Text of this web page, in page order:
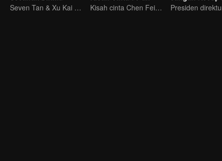
Seven Tan & Xu Kai kerja bareng di kantor
Kisah cinta Chen Feiyu & Sun Qian nan romantis